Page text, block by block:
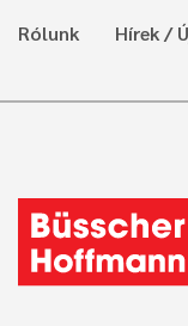
Rólunk Hírek /